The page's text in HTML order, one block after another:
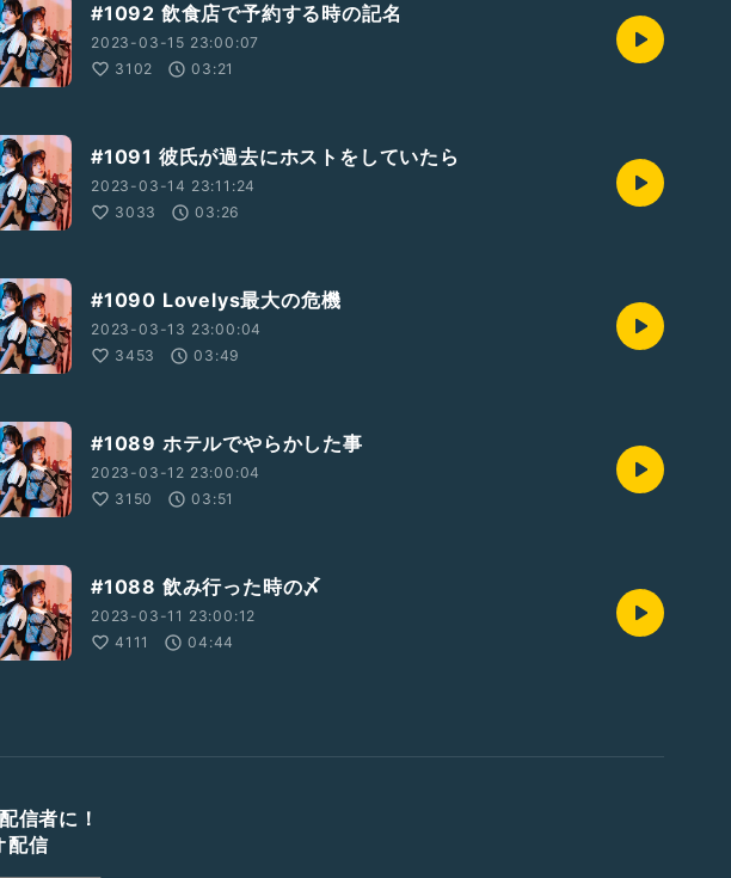
#1092 飲食店で予約する時の記名
2023-03-15 23:00:07
3102
03:21
#1091 彼氏が過去にホストをしていたら
2023-03-14 23:11:24
3033
03:26
#1090 Lovelys最大の危機
2023-03-13 23:00:04
3453
03:49
#1089 ホテルでやらかした事
2023-03-12 23:00:04
3150
03:51
#1088 飲み行った時の〆
2023-03-11 23:00:12
4111
04:44
信者に！
配信